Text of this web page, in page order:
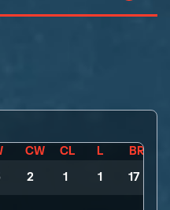
CW CL L
BR
2 1 1 17